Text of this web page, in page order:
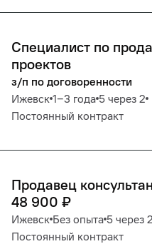
Специалист по
проектов
з/п по договоренности
Ижевск 1‒3 года 5 через 2
Постоянный контракт
Продавец
48 900 ₽
Ижевск Без опыта 5 через 2
Постоянный контракт